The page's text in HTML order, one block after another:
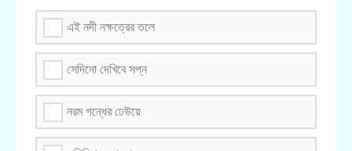
এই নদী নক্ষত্রের তলে
সেদিনো দেখিবে সপ্ন
নরম গন্ধের ঢেউয়ে